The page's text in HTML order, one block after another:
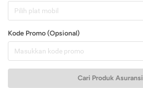
Pilih plat mobil
Kode Promo (Opsional)
Cari Produk Asuransi